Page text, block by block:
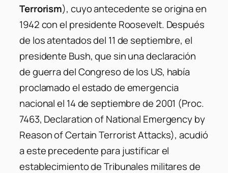
Terrorism), cuyo antecedente se origina en
1942 con el presidente Roosevelt. Después
de los atentados del 11 de septiembre, el
presidente Bush, que sin una declaración
de guerra del Congreso de los US, había
proclamado el estado de emergencia
nacional el 14 de septiembre de 2001 (Proc.
7463, Declaration of National Emergency by
Reason of Certain Terrorist Attacks), acudió
a este precedente para justificar el
establecimiento de Tribunales militares de